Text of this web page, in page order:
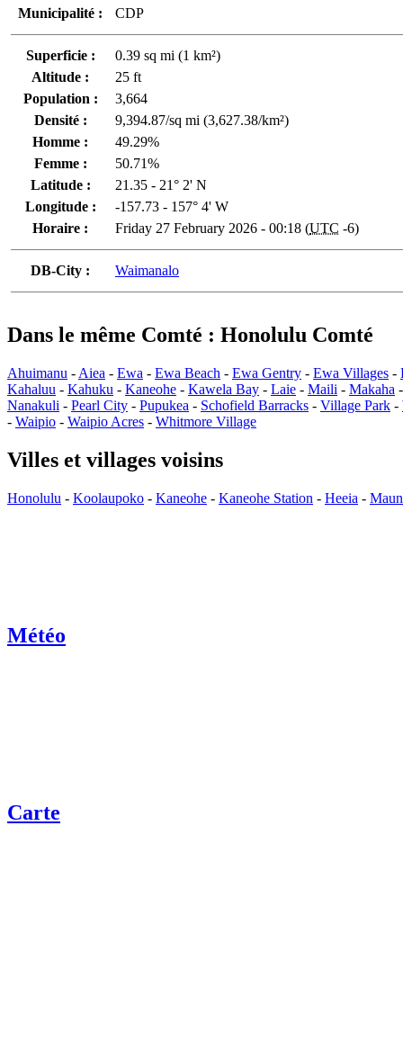
Municipalité :
CDP
Superficie :
0.39 sq mi (1 km²)
Altitude :
25 ft
Population :
3,664
Densité :
9,394.87/sq mi (3,627.38/km²)
Homme :
49.29%
Femme :
50.71%
Latitude :
21.35 - 21° 2' N
Longitude :
-157.73 - 157° 4' W
Horaire :
Friday 27 February 2026 - 00:18 (UTC -6)
DB-City : Waimanalo
Dans le même Comté : Honolulu Comté
Ahuimanu - Aiea - Ewa - Ewa Beach - Ewa Gentry - Ewa Villages -
Kahaluu - Kahuku - Kaneohe - Kawela Bay - Laie - Maili - Makaha
Nanakuli - Pearl City - Pupukea - Schofield Barracks - Village Park -
- Waipio - Waipio Acres - Whitmore Village
Villes et villages voisins
Honolulu - Koolaupoko - Kaneohe - Kaneohe Station - Heeia -
Météo
Carte